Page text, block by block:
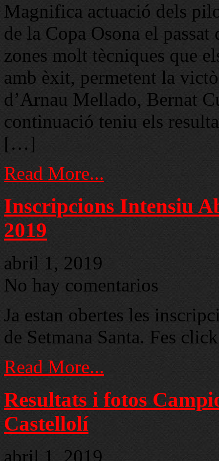
Magnifica actuació dels
de la Copa Osona el
zones molt tècniques que
amb èxit, permetent la
d’Arnau Mellado, Bernat
continuació teniu els
[…]
Read More...
Inscripcions Intensiu
2019
abril 1, 2019
No hay comentarios
Ja estan obertes les
de Setmana Santa. Fes
Read More...
Resultats i fotos
Castellolí
abril 1, 2019